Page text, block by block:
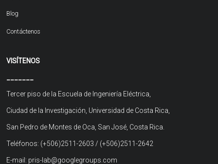
Blog
Contáctenos
VISÍTENOS
_______
Tercer piso de la Escuela de Ingeniería Eléctrica,
Ciudad de la Investigación, Universidad de Costa Rica,
San Pedro de Montes de Oca, San José, Costa Rica.
Teléfonos: (+506)2511-2603 / (+506)2511-2642
E-mail: pris-lab@googlegroups.com